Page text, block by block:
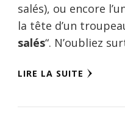
salés), ou encore
la tête d’un
salés“. N’oubliez
LIRE LA SUITE